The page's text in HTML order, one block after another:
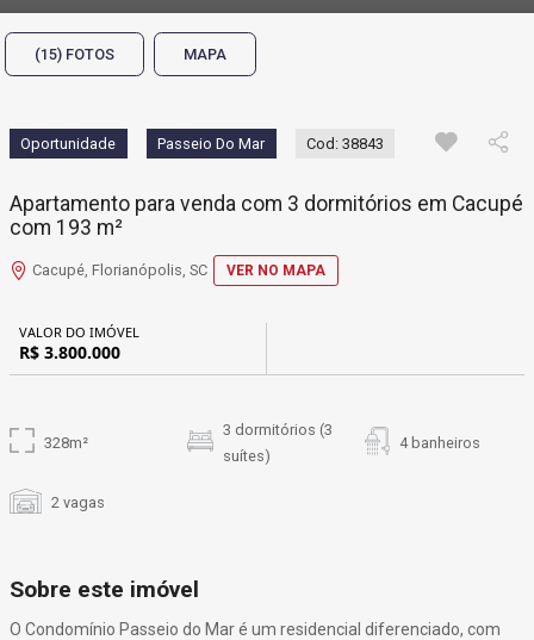
(15) FOTOS MAPA
Oportunidade Passeio Do Mar Cod: 38843
Apartamento para venda com 3 dormitórios em Cacupé
com 193 m²
Cacupé, Florianópolis, SC VER NO MAPA
VALOR DO IMÓVEL
R$ 3.800.000
328m²
3 dormitórios (3
suítes)
4 banheiros
2 vagas
Sobre este imóvel
O Condomínio Passeio do Mar é um residencial diferenciado, com